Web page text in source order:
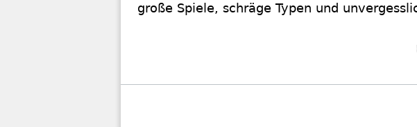
große Spiele, schräge Typen und